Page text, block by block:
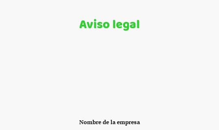
Aviso legal
Nombre de la empresa